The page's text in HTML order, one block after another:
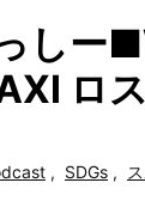
しー
ロス
, SDGs ,